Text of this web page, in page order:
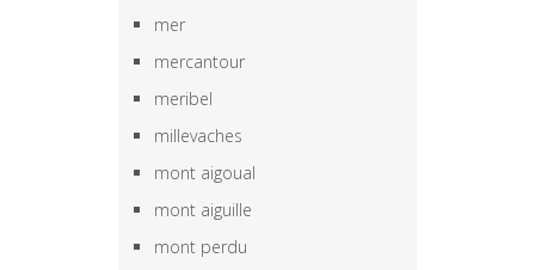
mer
mercantour
meribel
millevaches
mont aigoual
mont aiguille
mont perdu